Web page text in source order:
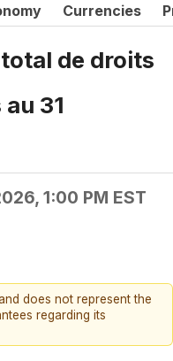
Currencies
de droits
31
1:00 PM EST
does not represent the
regarding its